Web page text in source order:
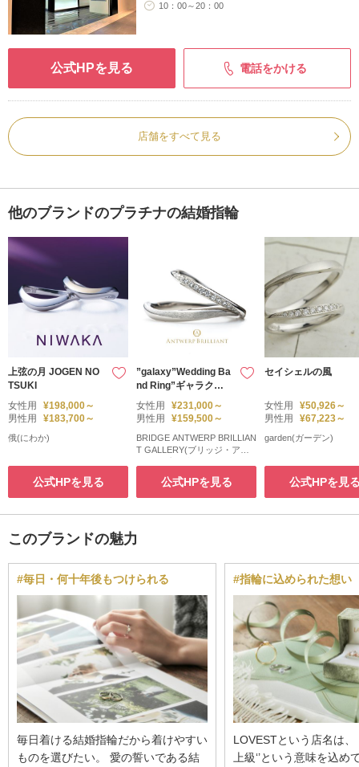
10：00～20：00
公式HPを見る 電話をかける
店舗をすべて見る
他のブランドのプラチナの結婚指輪
上弦の月 JOGEN NO
TSUKI
女性用
¥198,000～
男性用
¥183,700～
俄(にわか)
公式HPを見る
”galaxy”Wedding Ba
nd Ring”ギャラクシ
ー”ウエディングバン
ド リング
女性用
¥231,000～
男性用
¥159,500～
BRIDGE ANTWERP BRILLIAN
T GALLERY(ブリッジ・アン
公式HPを見る
セイシェルの風
女性用
¥50,926～
男性用
¥67,223～
garden(ガーデン)
公式HPを見
このブランドの魅力
#毎日・何十年後もつけられる
毎日着ける結婚指輪だから着けやすい
ものを選びたい。 愛の誓いである結
#指輪に込められた想い
LOVESTという店名は、
上級‘’という意味を込め